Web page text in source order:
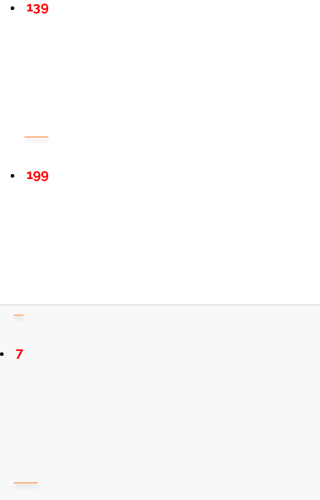
139
199
7